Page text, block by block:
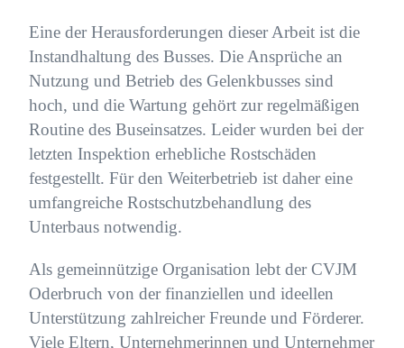
Eine der Herausforderungen dieser Arbeit ist die
Instandhaltung des Busses. Die Ansprüche an
Nutzung und Betrieb des Gelenkbusses sind
hoch, und die Wartung gehört zur regelmäßigen
Routine des Buseinsatzes. Leider wurden bei der
letzten Inspektion erhebliche Rostschäden
festgestellt. Für den Weiterbetrieb ist daher eine
umfangreiche Rostschutzbehandlung des
Unterbaus notwendig.
Als gemeinnützige Organisation lebt der CVJM
Oderbruch von der finanziellen und ideellen
Unterstützung zahlreicher Freunde und Förderer.
Viele Eltern, Unternehmerinnen und Unternehmer